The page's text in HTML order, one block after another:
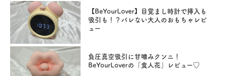
【BeYourLover】目覚まし時計で挿入も
吸引も！？バレない大人のおもちゃレビ
ュー
負圧真空吸引に甘噛みクンニ！
BeYourLoverの「食人花」レビュー♡